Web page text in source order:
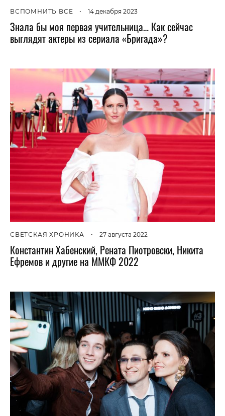
ВСПОМНИТЬ ВСЕ • 14 декабря 2023
Знала бы моя первая учительница… Как сейчас
выглядят актеры из сериала «Бригада»?
СВЕТСКАЯ ХРОНИКА • 27 августа 2022
Константин Хабенский, Рената Пиотровски, Никита
Ефремов и другие на ММКФ 2022